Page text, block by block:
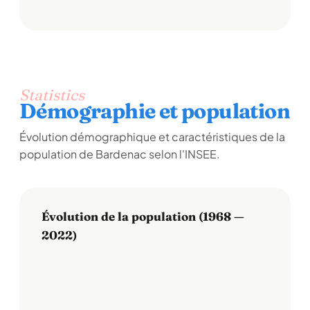
Statistics
Démographie et population
Évolution démographique et caractéristiques de la
population de Bardenac selon l'INSEE.
Évolution de la population (1968 —
2022)